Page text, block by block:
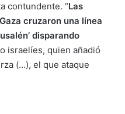
contundente. “Las
cruzaron una línea
disparando
israelíes, quien añadió
(…), el que ataque